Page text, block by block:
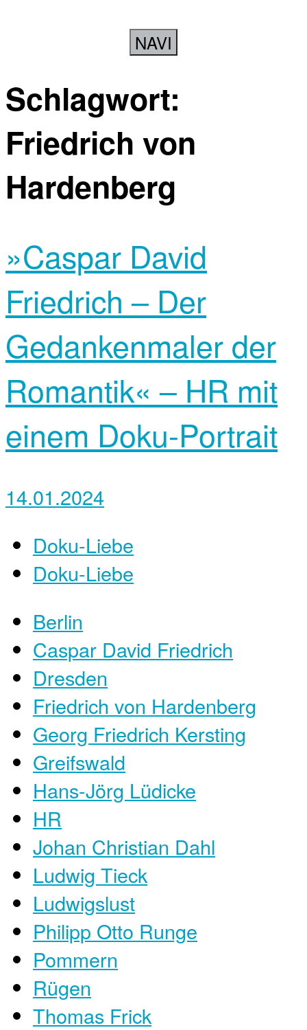
NAVI
Schlagwort:
Friedrich von
Hardenberg
»Caspar David
Friedrich – Der
Gedankenmaler der
Romantik« – HR mit
einem Doku-Portrait
14.01.2024
Doku-Liebe
Doku-Liebe
Berlin
Caspar David Friedrich
Dresden
Friedrich von Hardenberg
Georg Friedrich Kersting
Greifswald
Hans-Jörg Lüdicke
HR
Johan Christian Dahl
Ludwig Tieck
Ludwigslust
Philipp Otto Runge
Pommern
Rügen
Thomas Frick